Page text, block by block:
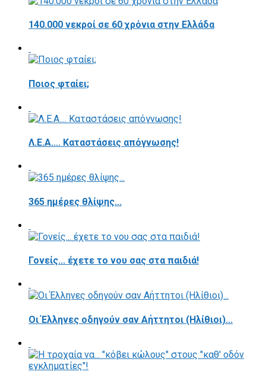
140.000 νεκροί σε 60 χρόνια στην Ελλάδα
Ποιος φταίει;
Λ.Ε.Α.... Καταστάσεις απόγνωσης!
365 ημέρες θλίψης...
Γονείς... έχετε το νου σας στα παιδιά!
Οι Έλληνες οδηγούν σαν Αήττητοι (Ηλίθιοι)...